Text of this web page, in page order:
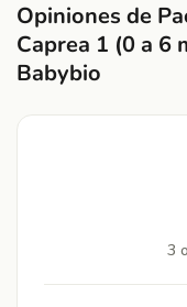
Opiniones de
Caprea 1 (0 a 6
Babybio
3